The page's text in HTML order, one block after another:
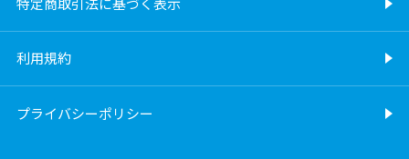
利用規約
プライバシーポリシー